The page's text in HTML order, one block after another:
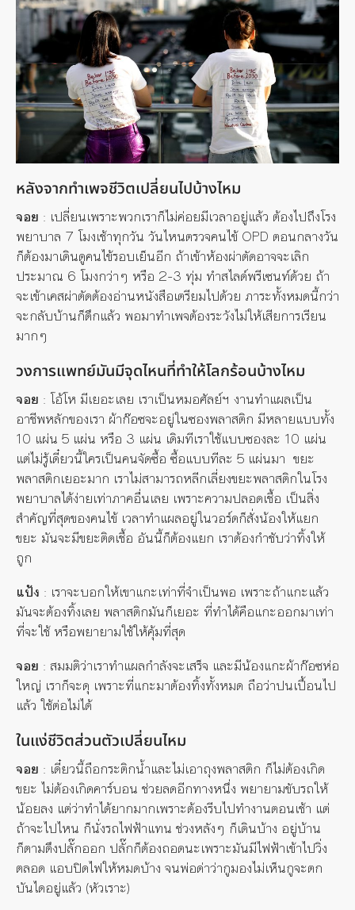
หลังจากทำเพจชีวิตเปลี่ยนไปบ้างไหม
จอย : เปลี่ยนเพราะพวกเราก็ไม่ค่อยมีเวลาอยู่แล้ว ต้องไปถึงโรง
พยาบาล 7 โมงเช้าทุกวัน วันไหนตรวจคนไข้ OPD ตอนกลางวัน
ก็ต้องมาเดินดูคนไข้รอบเย็นอีก ถ้าเข้าห้องผ่าตัดอาจจะเลิก
ประมาณ 6 โมงกว่าๆ หรือ 2-3 ทุ่ม ทำสไลด์พรีเซนท์ด้วย ถ้า
จะเข้าเคสผ่าตัดต้องอ่านหนังสือเตรียมไปด้วย ภาระทั้งหมดนี้กว่า
จะกลับบ้านก็ดึกแล้ว พอมาทำเพจต้องระวังไม่ให้เสียการเรียน
มากๆ
วงการแพทย์มันมีจุดไหนที่ทำให้โลกร้อนบ้างไหม
จอย : โอ้โห มีเยอะเลย เราเป็นหมอศัลย์ฯ งานทำแผลเป็น
อาชีพหลักของเรา ผ้าก๊อซจะอยู่ในซองพลาสติก มีหลายแบบทั้ง
10 แผ่น 5 แผ่น หรือ 3 แผ่น เดิมทีเราใช้แบบซองละ 10 แผ่น
แต่ไม่รู้เดี๋ยวนี้ใครเป็นคนจัดซื้อ ซื้อแบบทีละ 5 แผ่นมา ขยะ
พลาสติกเยอะมาก เราไม่สามารถหลีกเลี่ยงขยะพลาสติกในโรง
พยาบาลได้ง่ายเท่าภาคอื่นเลย เพราะความปลอดเชื้อ เป็นสิ่ง
สำคัญที่สุดของคนไข้ เวลาทำแผลอยู่ในวอร์ดก็สั่งน้องให้แยก
ขยะ มันจะมีขยะติดเชื้อ อันนี้ก็ต้องแยก เราต้องกำชับว่าทิ้งให้
ถูก
แป้ง : เราจะบอกให้เขาแกะเท่าที่จำเป็นพอ เพราะถ้าแกะแล้ว
มันจะต้องทิ้งเลย พลาสติกมันก็เยอะ ที่ทำได้คือแกะออกมาเท่า
ที่จะใช้ หรือพยายามใช้ให้คุ้มที่สุด
จอย : สมมติว่าเราทำแผลกำลังจะเสร็จ และมีน้องแกะผ้าก๊อซห่อ
ใหญ่ เราก็จะดุ เพราะที่แกะมาต้องทิ้งทั้งหมด ถือว่าปนเปื้อนไป
แล้ว ใช้ต่อไม่ได้
ในแง่ชีวิตส่วนตัวเปลี่ยนไหม
จอย : เดี๋ยวนี้ถือกระติกน้ำและไม่เอาถุงพลาสติก ก็ไม่ต้องเกิด
ขยะ ไม่ต้องเกิดคาร์บอน ช่วยลดอีกทางหนึ่ง พยายามขับรถให้
น้อยลง แต่ว่าทำได้ยากมากเพราะต้องรีบไปทำงานตอนเช้า แต่
ถ้าจะไปไหน ก็นั่งรถไฟฟ้าแทน ช่วงหลังๆ ก็เดินบ้าง อยู่บ้าน
ก็ตามดึงปลั๊กออก ปลั๊กก็ต้องถอดนะเพราะมันมีไฟฟ้าเข้าไปวิ่ง
ตลอด แอบปิดไฟให้หมดบ้าง จนพ่อด่าว่ากูมองไม่เห็นกูจะตก
บันไดอยู่แล้ว (หัวเราะ)